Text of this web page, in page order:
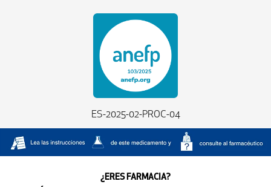
ES-2025-02-PROC-04
¿ERES FARMACIA?